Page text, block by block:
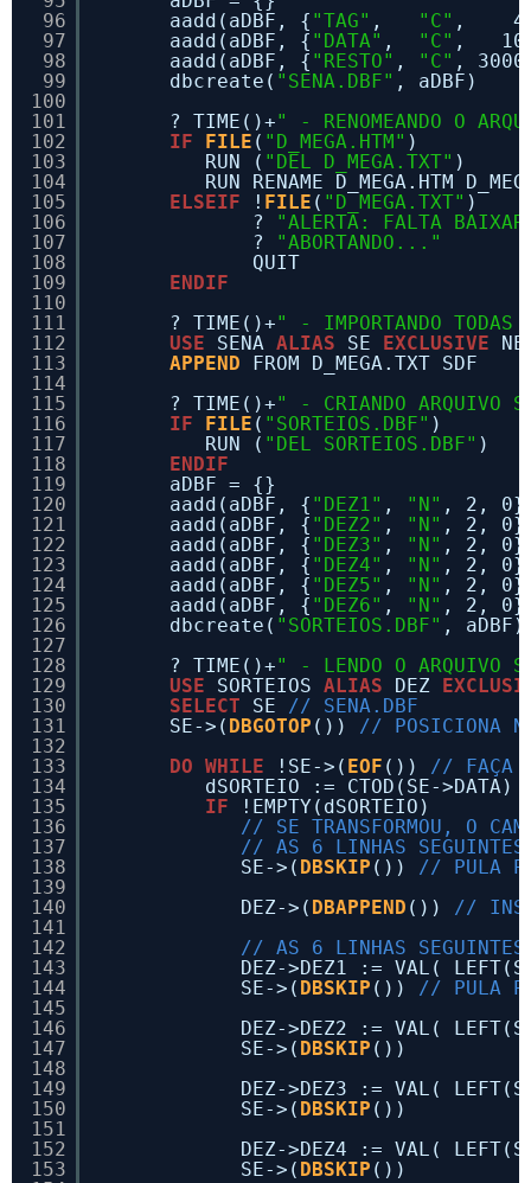
96
97
98
99
100
101
102
103
104
105
106
107
108
109
110
111
112
113
114
115
116
117
118
119
120
121
122
123
124
125
126
127
128
129
130
131
132
133
134
135
136
137
138
139
140
141
142
143
144
145
146
147
148
149
150
151
152
153
aadd(aDBF, { "TAG" , "C" ,
aadd(aDBF, { "DATA" , "C" ,
aadd(aDBF, { "RESTO" , "C" ,
dbcreate( "SENA.DBF" , aDBF)
? TIME()+" - RENOMEANDO O
IF
FILE ( "D_MEGA.HTM" )
RUN ( "DEL D_MEGA.TXT" )
RUN RENAME D_MEGA.HTM
ELSEIF
! FILE ( "D_MEGA.TXT" )
?
"ALERTA: FALTA BAIXAR
?
"ABORTANDO..."
QUIT
ENDIF
? TIME()+" - IMPORTANDO TODAS
USE
SENA ALIAS SE EXCLUSIVE
APPEND
FROM D_MEGA.TXT SDF
? TIME()+" - CRIANDO ARQUIVO
IF
FILE ( "SORTEIOS.DBF" )
RUN ( "DEL SORTEIOS.DBF" )
ENDIF
aDBF = {}
aadd(aDBF, { "DEZ1" , "N" , 2,
aadd(aDBF, { "DEZ2" , "N" , 2,
aadd(aDBF, { "DEZ3" , "N" , 2,
aadd(aDBF, { "DEZ4" , "N" , 2,
aadd(aDBF, { "DEZ5" , "N" , 2,
aadd(aDBF, { "DEZ6" , "N" , 2,
dbcreate( "SORTEIOS.DBF" , aDBF)
? TIME()+" - LENDO O ARQUIVO
USE
SORTEIOS ALIAS DEZ
SELECT
SE // SENA.DBF
SE->( DBGOTOP ()) // POSICIONA
DO WHILE !SE->( EOF ()) // FAÇA
dSORTEIO := CTOD(SE->DATA)
IF
!EMPTY(dSORTEIO)
// SE TRANSFORMOU, O
// AS 6 LINHAS SEGUINTES
SE->( DBSKIP ()) // PULA P/
DEZ->( DBAPPEND ()) //
// AS 6 LINHAS SEGUINTES
DEZ->DEZ1 := VAL(
SE->( DBSKIP ()) // PULA P/
DEZ->DEZ2 := VAL(
SE->( DBSKIP ())
DEZ->DEZ3 := VAL(
SE->( DBSKIP ())
DEZ->DEZ4 := VAL(
SE->( DBSKIP ())